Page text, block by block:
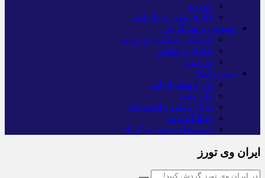
خودرو
کارآفرینی و بازاریابی
عمومی و سرگرمی
پزشکی، سلامت و زیبایی
حقوق و قضایی
ورزشی
سایر راه‌ها
تور و سفر ایرانی
کارا دیلی
اخبار بانکی و اقتصادی
بلیط اتوبوس
مسیرهای نجف به کربلا
ایران وی تورز